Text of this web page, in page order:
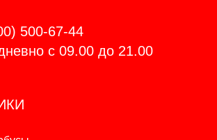
500-67-44
с 09.00 до 21.00